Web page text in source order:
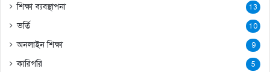
শিক্ষা ব্যবস্থাপনা 13
ভর্তি 10
অনলাইন শিক্ষা 9
কারিগরি 5